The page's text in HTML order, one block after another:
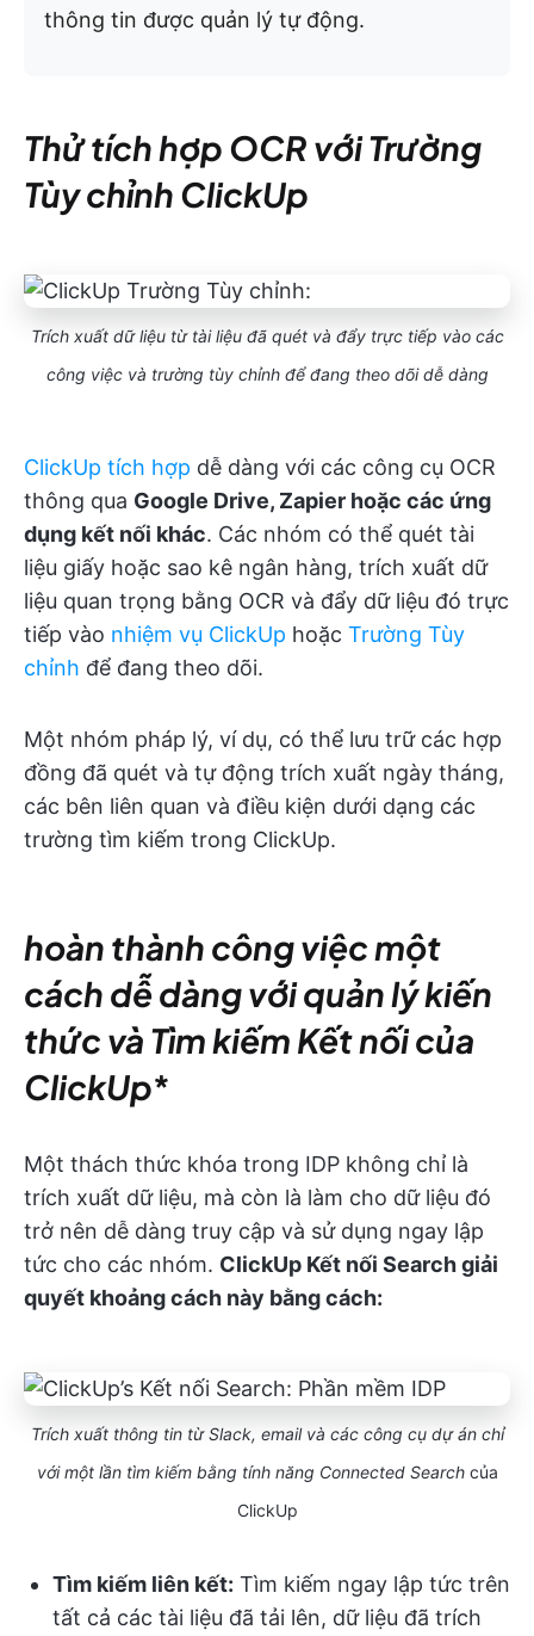
thông tin được quản lý tự động.
Thử tích hợp OCR với Trường
Tùy chỉnh ClickUp
Trích xuất dữ liệu từ tài liệu đã quét và đẩy trực tiếp vào các
công việc và trường tùy chỉnh để đang theo dõi dễ dàng
ClickUp tích hợp dễ dàng với các công cụ OCR
thông qua Google Drive, Zapier hoặc các ứng
dụng kết nối khác. Các nhóm có thể quét tài
liệu giấy hoặc sao kê ngân hàng, trích xuất dữ
liệu quan trọng bằng OCR và đẩy dữ liệu đó trực
tiếp vào nhiệm vụ ClickUp hoặc Trường Tùy
chỉnh để đang theo dõi.
Một nhóm pháp lý, ví dụ, có thể lưu trữ các hợp
đồng đã quét và tự động trích xuất ngày tháng,
các bên liên quan và điều kiện dưới dạng các
trường tìm kiếm trong ClickUp.
hoàn thành công việc một
cách dễ dàng với quản lý kiến
thức và Tìm kiếm Kết nối của
ClickUp*
Một thách thức khóa trong IDP không chỉ là
trích xuất dữ liệu, mà còn là làm cho dữ liệu đó
trở nên dễ dàng truy cập và sử dụng ngay lập
tức cho các nhóm. ClickUp Kết nối Search giải
quyết khoảng cách này bằng cách:
Trích xuất thông tin từ Slack, email và các công cụ dự án chỉ
với một lần tìm kiếm bằng tính năng Connected Searchcủa
ClickUp
Tìm kiếm liên kết: Tìm kiếm ngay lập tức trên
tất cả các tài liệu đã tải lên, dữ liệu đã trích